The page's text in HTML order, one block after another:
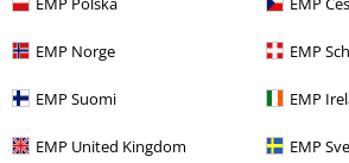
EMP Norge EMP
EMP Suomi EMP
EMP United Kingdom EMP
Band Merch Green Day
Band Merch
Band Merch